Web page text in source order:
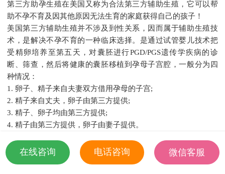
第三方助孕生殖在美国又称为合法第三方辅助生殖，它可以帮
助不孕不育及因其他原因无法生育的家庭获得自己的孩子！
美国第三方辅助生殖并不涉及到性关系，因而属于辅助生殖技
术，是解决不孕不育的一种临床选择。是通过试管婴儿技术把
受精卵培养至第五天，对囊胚进行PGD/PGS遗传学疾病的诊
断、筛查，然后将健康的囊胚移植到孕母子宫腔，一般分为四
种情况：
1. 卵子、精子来自夫妻双方借用孕母的子宫;
2. 精子来自丈夫，卵子由第三方提供;
3. 精子、卵子均由第三方提供;
4. 精子由第三方提供，卵子由妻子提供。
法律支持
美国是承认第三方助孕合法的国家，并且有专门的法律为之服
在线咨询 电话咨询
微信客服